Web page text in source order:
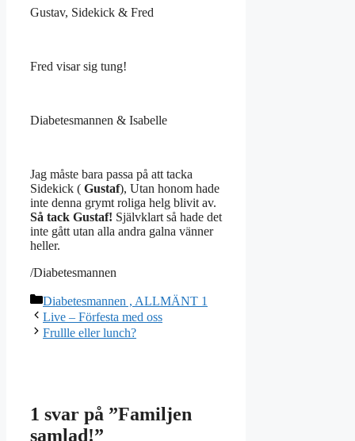
Gustav, Sidekick & Fred
Fred visar sig tung!
Diabetesmannen & Isabelle
Jag måste bara passa på att tacka
Sidekick ( Gustaf), Utan honom hade
inte denna grymt roliga helg blivit av.
Så tack Gustaf! Självklart så hade det
inte gått utan alla andra galna vänner
heller.
/Diabetesmannen
Kategorier
Diabetesmannen , ALLMÄNT 1
Live – Förfesta med oss
Frullle eller lunch?
1 svar på ”Familjen
samlad!”